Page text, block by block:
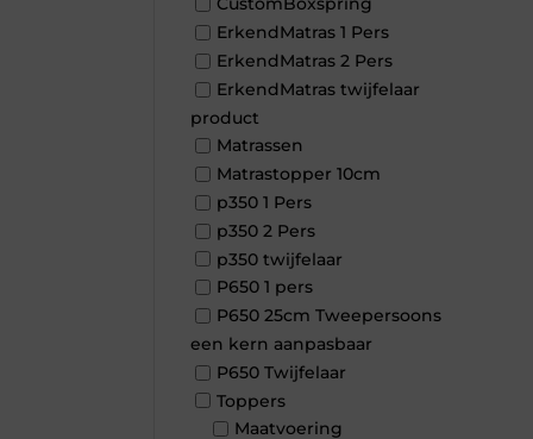
ErkendMatras 1 Pers
ErkendMatras 2 Pers
ErkendMatras twijfelaar
product
Matrassen
Matrastopper 10cm
p350 1 Pers
p350 2 Pers
p350 twijfelaar
P650 1 pers
P650 25cm Tweepersoons
een kern aanpasbaar
P650 Twijfelaar
Toppers
Maatvoering